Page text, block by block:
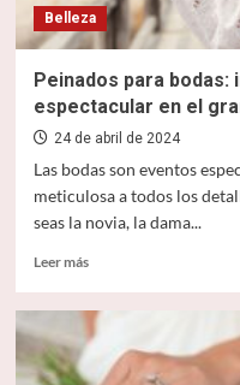
Belleza
Peinados para bodas:
espectacular en el
24 de abril de 2024
Las bodas son eventos
meticulosa a todos los
seas la novia, la dama...
Leer másLeer
para
bodas: